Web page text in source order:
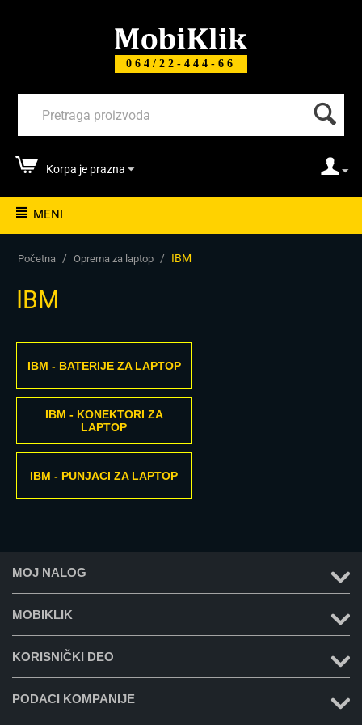
064/22-444-66
Korpa je prazna
MENI
Početna / Oprema za laptop / IBM
IBM
IBM - BATERIJE ZA LAPTOP
IBM - KONEKTORI ZA
LAPTOP
IBM - PUNJACI ZA LAPTOP
MOJ NALOG
MOBIKLIK
KORISNIČKI DEO
PODACI KOMPANIJE